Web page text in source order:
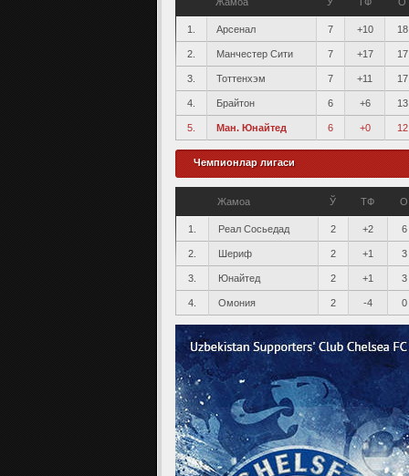
1. Арсенал 7 +10 18
2. Манчестер Сити 7 +17 17
3. Тоттенхэм 7 +11 17
4. Брайтон 6 +6 13
5. Ман. Юнайтед 6 +0 12
Чемпионлар лигаси
Жамоа Ў ТФ О
1. Реал Сосьедад 2 +2 6
2. Шериф 2 +1 3
3. Юнайтед 2 +1 3
4. Омония 2 -4 0